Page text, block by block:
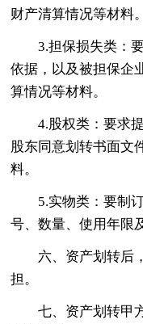
财产清算情况等材料。
3.担保损失类：
依据，以及被担保企
算情况等材料。
4.股权类：要求
股东同意划转书面文
料。
5.实物类：要制
号、数量、使用年限
六、资产划转后
担。
七、资产划转甲